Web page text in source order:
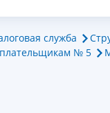
служба
№ 5